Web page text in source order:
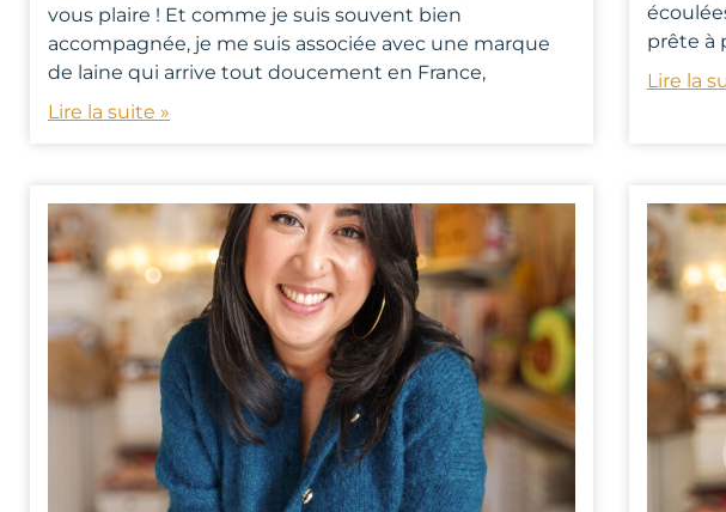
vous plaire ! Et comme je suis souvent bien
accompagnée, je me suis associée avec une marque
de laine qui arrive tout doucement en France,
Lire la suite »
prête à
Lire la